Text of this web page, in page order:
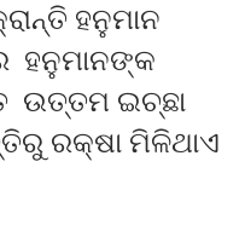
ହନୁମାନ
ହନୁମାନଙ୍କ
ଉତ୍ତମ ଇଚ୍ଛା
ରକ୍ଷା ମିଳିଥାଏ